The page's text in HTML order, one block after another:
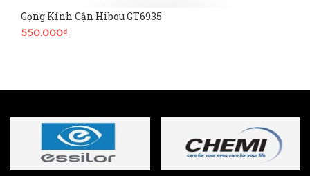
Gọng Kính Cận Hibou GT6935
550.000₫